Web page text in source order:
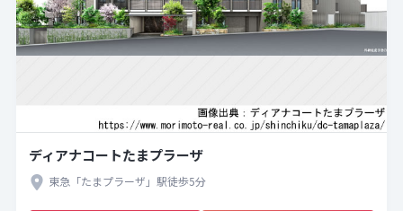
ディアナコートたまプラーザ
東急「たまプラーザ」駅徒歩5分